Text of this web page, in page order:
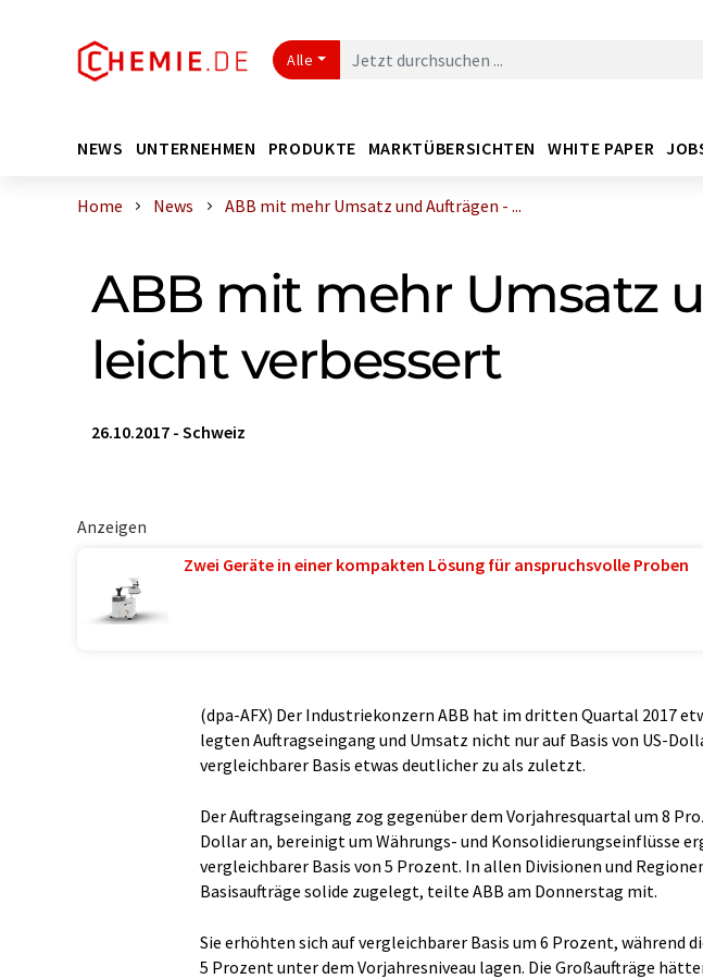
Alle
NEWS UNTERNEHMEN PRODUKTE MARKTÜBERSICHTEN WHITE PAPER
Home News ABB mit mehr Umsatz und Aufträgen - ...
ABB mit mehr Umsatz
leicht verbessert
26.10.2017 - Schweiz
Anzeigen
Zwei Geräte in einer kompakten Lösung für anspruchsvolle Proben
(dpa-AFX) Der Industriekonzern ABB hat im dritten Quartal 2017
legten Auftragseingang und Umsatz nicht nur auf Basis von US-
vergleichbarer Basis etwas deutlicher zu als zuletzt.
Der Auftragseingang zog gegenüber dem Vorjahresquartal um 8
Dollar an, bereinigt um Währungs- und Konsolidierungseinflüsse
vergleichbarer Basis von 5 Prozent. In allen Divisionen und
Basisaufträge solide zugelegt, teilte ABB am Donnerstag mit.
Sie erhöhten sich auf vergleichbarer Basis um 6 Prozent, während
5 Prozent unter dem Vorjahresniveau lagen. Die Großaufträge